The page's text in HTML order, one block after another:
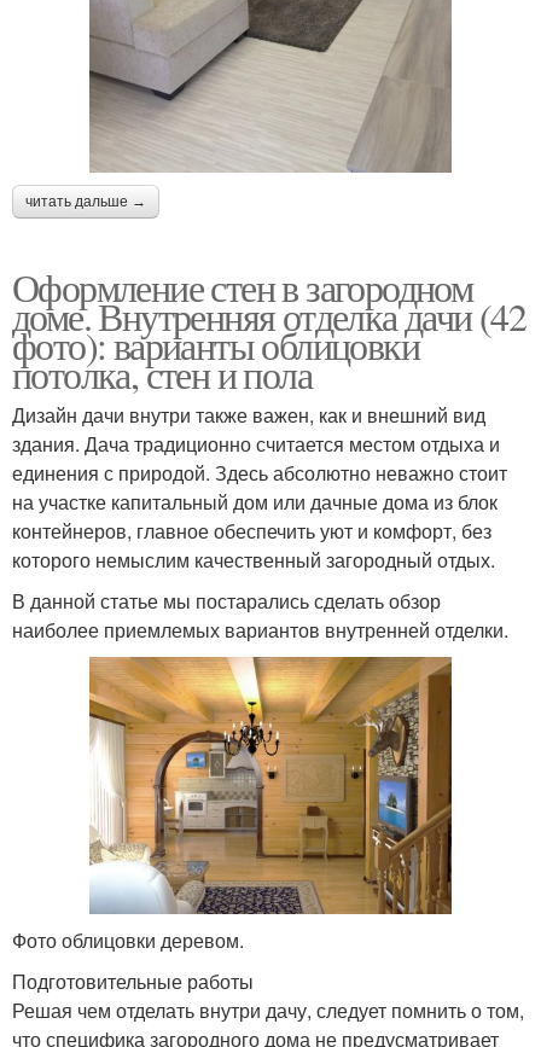
читать дальше →
Оформление стен в загородном
доме. Внутренняя отделка дачи (42
фото): варианты облицовки
потолка, стен и пола
Дизайн дачи внутри также важен, как и внешний вид
здания. Дача традиционно считается местом отдыха и
единения с природой. Здесь абсолютно неважно стоит
на участке капитальный дом или дачные дома из блок
контейнеров, главное обеспечить уют и комфорт, без
которого немыслим качественный загородный отдых.
В данной статье мы постарались сделать обзор
наиболее приемлемых вариантов внутренней отделки.
Фото облицовки деревом.
Подготовительные работы
Решая чем отделать внутри дачу, следует помнить о том,
что специфика загородного дома не предусматривает